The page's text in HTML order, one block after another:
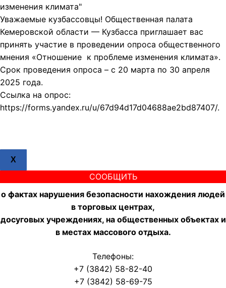
изменения климата"
Уважаемые кузбассовцы! Общественная палата
Кемеровской области — Кузбасса приглашает вас
принять участие в проведении опроса общественного
мнения «Отношение к проблеме изменения климата».
Срок проведения опроса – с 20 марта по 30 апреля
2025 года.
Ссылка на опрос:
https://forms.yandex.ru/u/67d94d17d04688ae2bd87407/.
X
СООБЩИТЬ
о фактах нарушения безопасности нахождения людей
в торговых центрах,
досуговых учреждениях, на общественных объектах и
в местах массового отдыха.
Телефоны:
+7 (3842) 58-82-40
+7 (3842) 58-69-75